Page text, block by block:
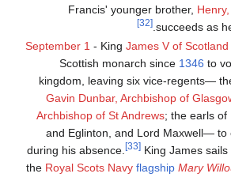
Francis' younger brother,
succeeds as
[32]
September 1 - King James V of Scotland
Scottish monarch since 1346 to
kingdom, leaving six vice-regents—
Gavin Dunbar, Archbishop of
Archbishop of St Andrews; the earls of
and Eglinton, and Lord Maxwell— to
during his absence.
[33]King James sails
the Royal Scots Navy flagship Mary